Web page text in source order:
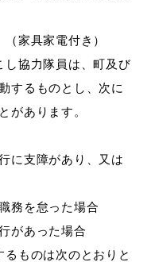
家具家電付き）
し協力隊員は、町及び
するものとし、次に
があります。
に支障があり、又は
務を怠った場合
があった場合
るものは次のとおりと